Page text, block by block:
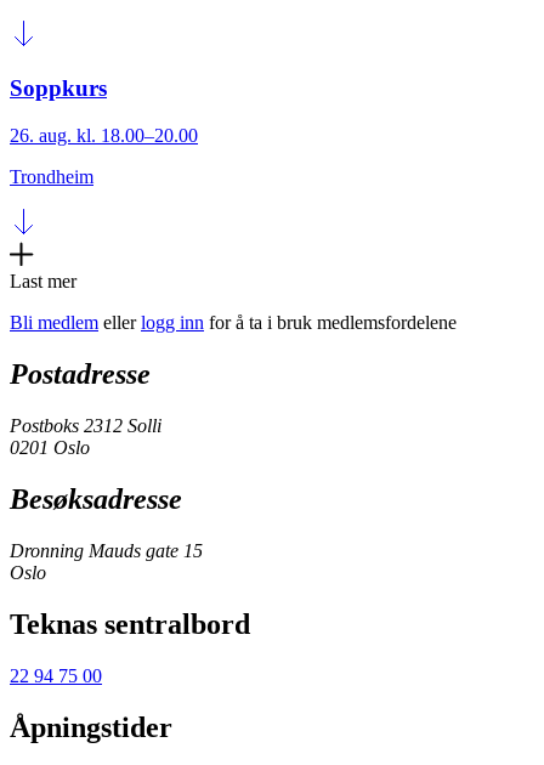
Soppkurs
26. aug. kl. 18.00–20.00
Trondheim
Last mer
Bli medlem ellerlogg inn for å ta i bruk medlemsfordelene
Postadresse
Postboks 2312 Solli
0201 Oslo
Besøksadresse
Dronning Mauds gate 15
Oslo
Teknas sentralbord
22 94 75 00
Åpningstider